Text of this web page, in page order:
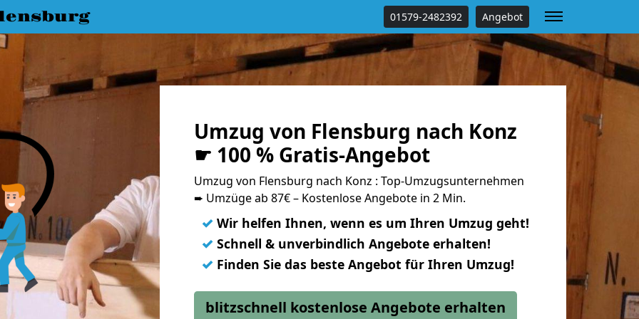
01579-2482392 Angebot
Umzug von Flensburg nach Konz
☛ 100 % Gratis-Angebot
Umzug von Flensburg nach Konz : Top-Umzugsunternehmen
➨ Umzüge ab 87€ – Kostenlose Angebote in 2 Min.
✓ Wir helfen Ihnen, wenn es um Ihren Umzug geht!
✓ Schnell & unverbindlich Angebote erhalten!
✓ Finden Sie das beste Angebot für Ihren Umzug!
blitzschnell kostenlose Angebote erhalten